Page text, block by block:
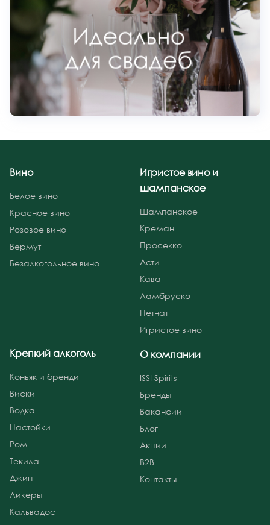
Вино
Белое вино
Красное вино
Розовое вино
Вермут
Безалкогольное вино
Игристое вино и
шампанское
Шампанское
Креман
Просекко
Асти
Кава
Ламбруско
Петнат
Игристое вино
Крепкий алкоголь
Коньяк и бренди
Виски
Водка
Настойки
Ром
Текила
Джин
Ликеры
Кальвадос
О компании
ISSI Spirits
Бренды
Вакансии
Блог
Акции
B2B
Контакты